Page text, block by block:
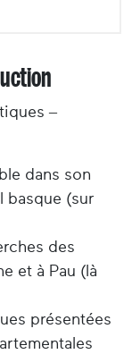
–
dans son
basque (sur
des
et à Pau (là
présentées